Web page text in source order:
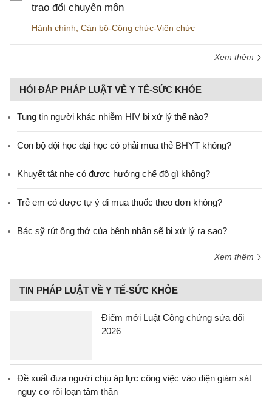
trao đổi chuyên môn
Hành chính Cán bộ-Công chức-Viên chức
Xem thêm
HỎI ĐÁP PHÁP LUẬT VỀ Y TẾ-SỨC KHỎE
Tung tin người khác nhiễm HIV bị xử lý thế nào?
Con bộ đội học đại học có phải mua thẻ BHYT không?
Khuyết tật nhẹ có được hưởng chế độ gì không?
Trẻ em có được tự ý đi mua thuốc theo đơn không?
Bác sỹ rút ống thở của bệnh nhân sẽ bị xử lý ra sao?
Xem thêm
TIN PHÁP LUẬT VỀ Y TẾ-SỨC KHỎE
Điểm mới Luật Công chứng sửa đổi
2026
Đề xuất đưa người chịu áp lực công việc vào diện giám sát
nguy cơ rối loạn tâm thần